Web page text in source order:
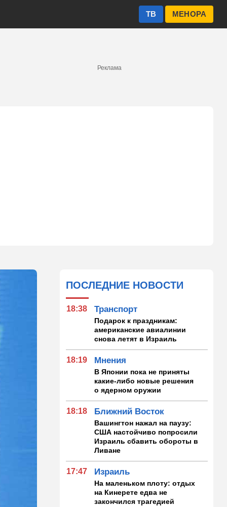
МЕНОРА
ТВ
Реклама
ПОСЛЕДНИЕ НОВОСТИ
18:38 Транспорт
Подарок к праздникам:
американские авиалинии
снова летят в Израиль
18:19 Мнения
В Японии пока не приняты
какие-либо новые решения
о ядерном оружии
18:18 Ближний Восток
Вашингтон нажал на паузу:
США настойчиво попросили
Израиль сбавить обороты в
Ливане
17:47 Израиль
На маленьком плоту: отдых
на Кинерете едва не
закончился трагедией